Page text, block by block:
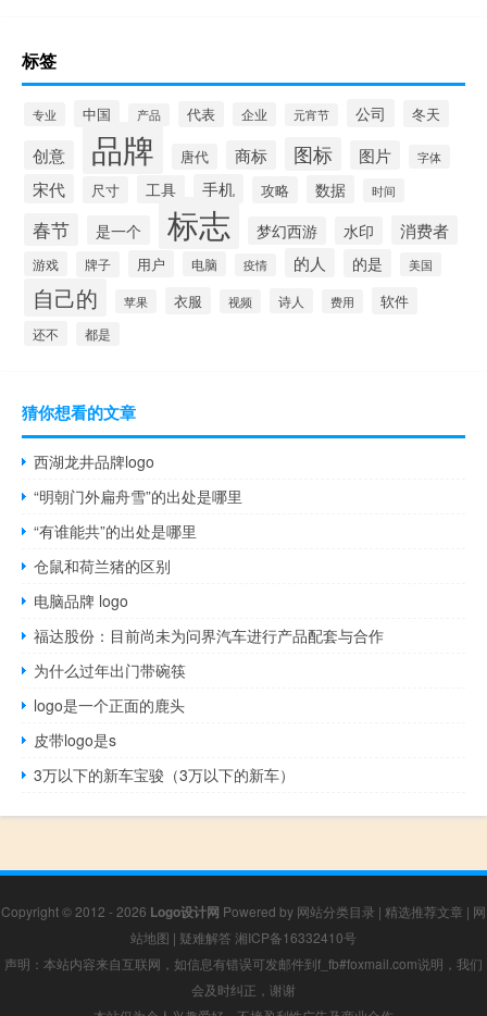
标签
专业 中国 产品 代表 企业 元宵节 公司 冬天
创意 品牌 唐代 商标 图标 图片 字体
宋代 尺寸 工具 手机 攻略 数据 时间
春节 是一个 标志 梦幻西游 水印 消费者
游戏 牌子 用户 电脑 疫情 的人 的是 美国
自己的 苹果 衣服 视频 诗人 费用 软件
还不 都是
猜你想看的文章
西湖龙井品牌logo
“明朝门外扁舟雪”的出处是哪里
“有谁能共”的出处是哪里
仓鼠和荷兰猪的区别
电脑品牌 logo
福达股份：目前尚未为问界汽车进行产品配套与合作
为什么过年出门带碗筷
logo是一个正面的鹿头
皮带logo是s
3万以下的新车宝骏（3万以下的新车）
Copyright © 2012 - 2026 Logo设计网 Powered by 网站分类目录 | 精选推荐文章 | 网
站地图 | 疑难解答 湘ICP备16332410号
声明：本站内容来自互联网，如信息有错误可发邮件到f_fb#foxmail.com说明，我们
会及时纠正，谢谢